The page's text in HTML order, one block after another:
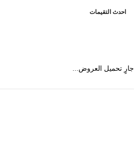
التقيمات
تحميل العروض...